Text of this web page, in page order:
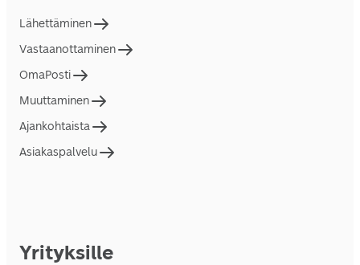
Lähettäminen
Vastaanottaminen
OmaPosti
Muuttaminen
Ajankohtaista
Asiakaspalvelu
Yrityksille